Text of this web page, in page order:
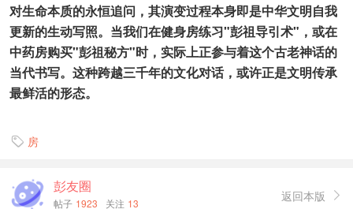
对生命本质的永恒追问，其演变过程本身即是中华文明自我
更新的生动写照。当我们在健身房练习"彭祖导引术"，或在
中药房购买"彭祖秘方"时，实际上正参与着这个古老神话的
当代书写。这种跨越三千年的文化对话，或许正是文明传承
最鲜活的形态。
 房
彭友圈
帖子 1923 关注 13 返回本版 